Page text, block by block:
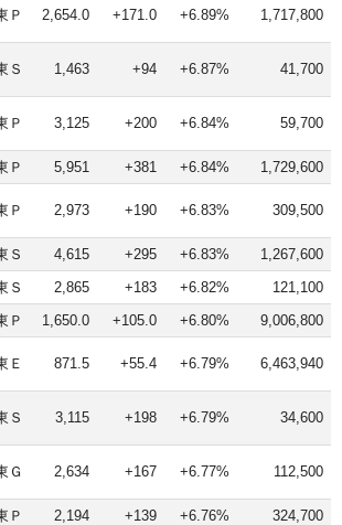
Ｐ 2,654.0 +171.0 +6.89% 1,717,800
Ｓ 1,463 +94 +6.87% 41,700
Ｐ 3,125 +200 +6.84% 59,700
Ｐ 5,951 +381 +6.84% 1,729,600
Ｐ 2,973 +190 +6.83% 309,500
Ｓ 4,615 +295 +6.83%
1,267,600
Ｓ 2,865 +183 +6.82%
121,100
Ｐ 1,650.0 +105.0 +6.80% 9,006,800
Ｅ 871.5 +55.4 +6.79% 6,463,940
Ｓ 3,115 +198 +6.79% 34,600
Ｇ 2,634 +167 +6.77% 112,500
Ｐ 2,194 +139 +6.76% 324,700